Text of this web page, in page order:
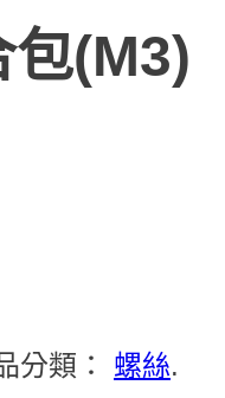
包(M3)
分類： 螺絲.